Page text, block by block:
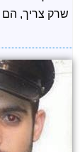
שרק צריך, הם